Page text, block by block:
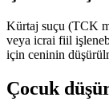
Kürtaj suçu (TCK
veya icrai fiil
için ceninin
Çocuk